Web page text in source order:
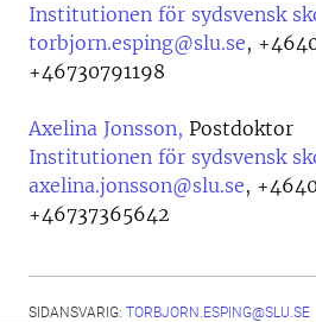
Institutionen för sydsvensk
torbjorn.esping@slu.se,
+46730791198
Axelina Jonsson, Postdoktor
Institutionen för sydsvensk
axelina.jonsson@slu.se,
+46737365642
SIDANSVARIG: TORBJORN.ESPING@SLU.SE